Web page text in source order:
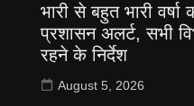
भारी से बहुत भारी
प्रशासन अलर्ट, सभी
रहने के निर्देश
August 5, 2026